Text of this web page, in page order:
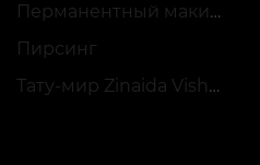
Перманентный макияж
Пирсинг
Тату-мир Zinaida Vishenka